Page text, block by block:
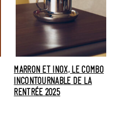
MARRON ET INOX, LE COMBO
INCONTOURNABLE DE LA
RENTRÉE 2025